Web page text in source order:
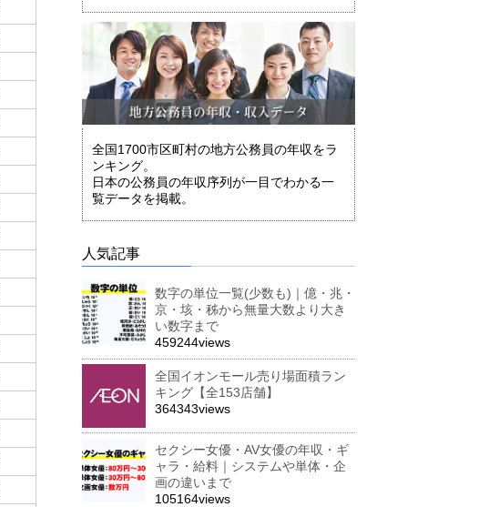
全国1700市区町村の地方公務員の年収をラ
ンキング。
日本の公務員の年収序列が一目でわかる一
覧データを掲載。
人気記事
数字の単位一覧(少数も)｜億・兆・
京・垓・秭から無量大数より大き
い数字まで
459244views
全国イオンモール売り場面積ラン
キング【全153店舗】
364343views
セクシー女優・AV女優の年収・ギ
ャラ・給料｜システムや単体・企
画の違いまで
105164views